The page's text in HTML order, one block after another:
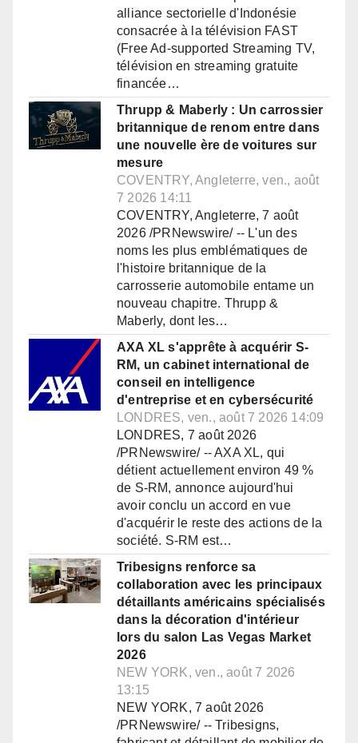
alliance sectorielle d'Indonésie
consacrée à la télévision FAST
(Free Ad-supported Streaming TV,
télévision en streaming gratuite
financée…
Thrupp & Maberly : Un carrossier
britannique de renom entre dans
une nouvelle ère de voitures sur
mesure
COVENTRY, Angleterre, ven., août
7 2026 14:11
COVENTRY, Angleterre, 7 août
2026 /PRNewswire/ -- L'un des
noms les plus emblématiques de
l'histoire britannique de la
carrosserie automobile entame un
nouveau chapitre. Thrupp &
Maberly, dont les…
AXA XL s'apprête à acquérir S-
RM, un cabinet international de
conseil en intelligence
d'entreprise et en cybersécurité
LONDRES, ven., août 7 2026 14:09
LONDRES, 7 août 2026
/PRNewswire/ -- AXA XL, qui
détient actuellement environ 49 %
de S-RM, annonce aujourd'hui
avoir conclu un accord en vue
d'acquérir le reste des actions de la
société. S-RM est…
Tribesigns renforce sa
collaboration avec les principaux
détaillants américains spécialisés
dans la décoration d'intérieur
lors du salon Las Vegas Market
2026
NEW YORK, ven., août 7 2026
13:15
NEW YORK, 7 août 2026
/PRNewswire/ -- Tribesigns,